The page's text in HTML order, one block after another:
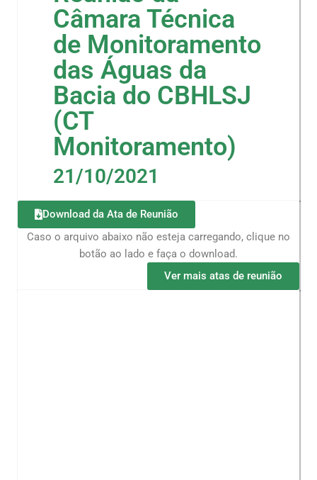
Câmara Técnica
de Monitoramento
das Águas da
Bacia do CBHLSJ
(CT
Monitoramento)
21/10/2021
Download da Ata de Reunião
Caso o arquivo abaixo não esteja carregando, clique no
botão ao lado e faça o download.
Ver mais atas de reunião